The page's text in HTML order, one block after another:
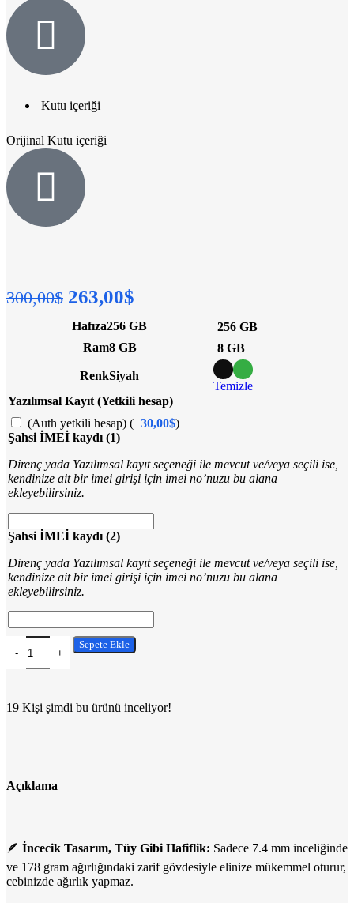
Kutu içeriği
Orijinal Kutu içeriği
300,00$ 263,00$
Hafıza256 GB
256 GB
Ram8 GB 8 GB
RenkSiyah
Temizle
Yazılımsal Kayıt (Yetkili hesap)
(Auth yetkili hesap) (+30,00$)
Şahsi İMEİ kaydı (1)
Direnç yada Yazılımsal kayıt seçeneği ile mevcut ve/veya seçili ise,
kendinize ait bir imei girişi için imei no’nuzu bu alana
ekleyebilirsiniz.
Şahsi İMEİ kaydı (2)
Direnç yada Yazılımsal kayıt seçeneği ile mevcut ve/veya seçili ise,
kendinize ait bir imei girişi için imei no’nuzu bu alana
ekleyebilirsiniz.
Sepete Ekle
19 Kişi şimdi bu ürünü inceliyor!
Açıklama
🪶 İncecik Tasarım, Tüy Gibi Hafiflik: Sadece 7.4 mm inceliğinde
ve 178 gram ağırlığındaki zarif gövdesiyle elinize mükemmel oturur,
cebinizde ağırlık yapmaz.